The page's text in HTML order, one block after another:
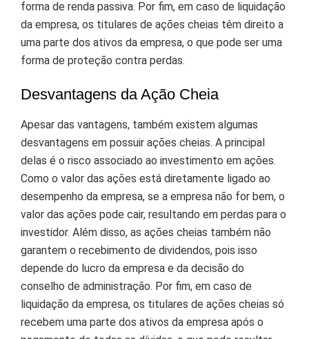
forma de renda passiva. Por fim, em caso de liquidação
da empresa, os titulares de ações cheias têm direito a
uma parte dos ativos da empresa, o que pode ser uma
forma de proteção contra perdas.
Desvantagens da Ação Cheia
Apesar das vantagens, também existem algumas
desvantagens em possuir ações cheias. A principal
delas é o risco associado ao investimento em ações.
Como o valor das ações está diretamente ligado ao
desempenho da empresa, se a empresa não for bem, o
valor das ações pode cair, resultando em perdas para o
investidor. Além disso, as ações cheias também não
garantem o recebimento de dividendos, pois isso
depende do lucro da empresa e da decisão do
conselho de administração. Por fim, em caso de
liquidação da empresa, os titulares de ações cheias só
recebem uma parte dos ativos da empresa após o